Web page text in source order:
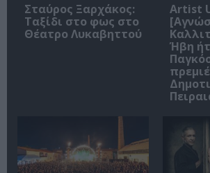
Σταύρος Ξαρχάκος:
Ταξίδι στο φως στο
Θέατρο Λυκαβηττού
Artist
Ήβη